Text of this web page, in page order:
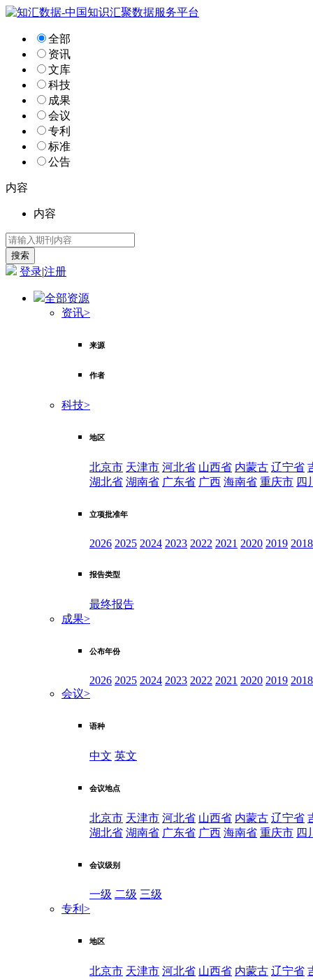
全部
资讯
文库
科技
成果
会议
专利
标准
公告
内容
内容
登录|注册
全部资源
资讯>
来源
作者
科技>
地区
北京市 天津市 河北省 山西省 内蒙古 辽宁省
湖北省 湖南省 广东省 广西 海南省 重庆市 四
立项批准年
2026 2025 2024 2023 2022 2021 2020 2019 2018
报告类型
最终报告
成果>
公布年份
2026 2025 2024 2023 2022 2021 2020 2019 2018
会议>
语种
中文 英文
会议地点
北京市 天津市 河北省 山西省 内蒙古 辽宁省
湖北省 湖南省 广东省 广西 海南省 重庆市 四
会议级别
一级 二级 三级
专利 >
地区
北京市 天津市 河北省 山西省 内蒙古 辽宁省